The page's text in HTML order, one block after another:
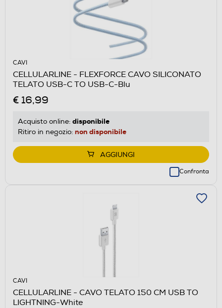
CAVI
CELLULARLINE - FLEXFORCE CAVO SILICONATO
TELATO USB-C TO USB-C-Blu
€ 16,99
Acquisto online: disponibile
Ritiro in negozio: non disponibile
AGGIUNGI
Confronta
CAVI
CELLULARLINE - CAVO TELATO 150 CM USB TO
LIGHTNING-White